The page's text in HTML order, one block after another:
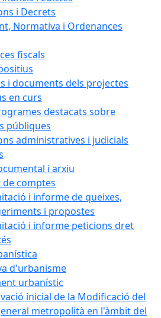
i Decrets
Normativa i Ordenances
fiscals
i documents dels projectes
en curs
destacats sobre
públiques
administratives i judicials
i arxiu
de comptes
i informe de queixes,
i propostes
i informe peticions dret
d'urbanisme
urbanístic
inicial de la Modificació del
metropolità en l'àmbit del